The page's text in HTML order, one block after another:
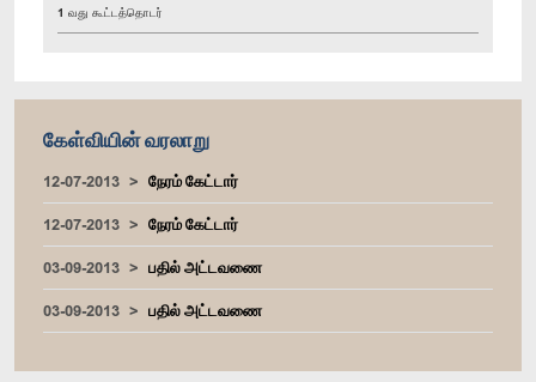
1 வது கூட்டத்தொடர்
கேள்வியின் வரலாறு
12-07-2013
நேரம் கேட்டார்
12-07-2013
நேரம் கேட்டார்
03-09-2013
பதில் அட்டவணை
03-09-2013
பதில் அட்டவணை